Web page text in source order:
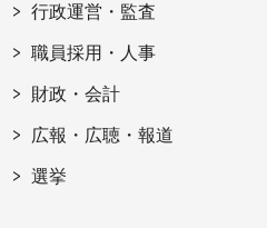
行政運営・監査
職員採用・人事
財政・会計
広報・広聴・報道
選挙